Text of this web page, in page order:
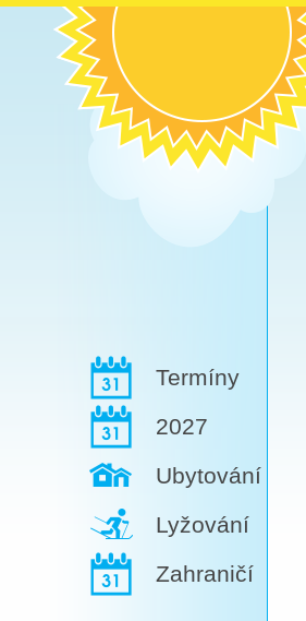
Termíny
2027
Ubytování
Lyžování
Zahraničí